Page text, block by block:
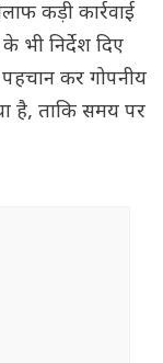
कड़ी कार्रवाई
भी निर्देश दिए
कर गोपनीय
है, ताकि समय पर